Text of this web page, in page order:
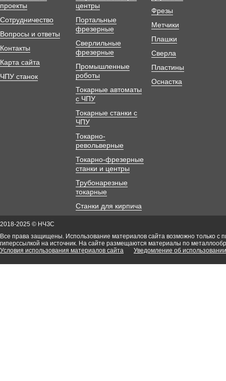
проекты
Сотрудничество
Вопросы и ответы
Контакты
Карта сайта
ЧПУ станок
центры
Портальные
фрезерные
Сверлильные
фрезерные
Промышленные
роботы
Токарные автоматы
с ЧПУ
Токарные станки с
ЧПУ
Токарно-
револьверные
Токарно-фрезерные
станки и центры
Трубонарезные
токарные
Станки для кирпича
Фрезы
Метчики
Плашки
Сверла
Пластины
Оснастка
2018-2025 © НЧЗС
Все права защищены. Использование материалов сайта возможно только с
гиперссылкой на источник. На сайте размещаются материалы по
Условия использования материалов сайта
Уведомление об